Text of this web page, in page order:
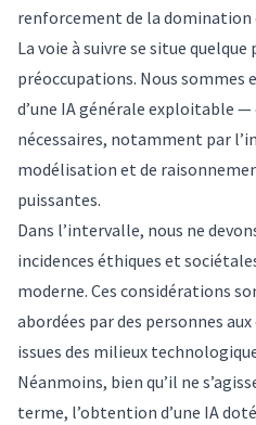
renforcement de la domination
La voie à suivre se situe
préoccupations. Nous sommes
d’une IA générale exploitable —
nécessaires, notamment par
modélisation et de
puissantes.
Dans l’intervalle, nous ne
incidences éthiques et
moderne. Ces considérations
abordées par des personnes
issues des milieux
Néanmoins, bien qu’il ne
terme, l’obtention d’une IA